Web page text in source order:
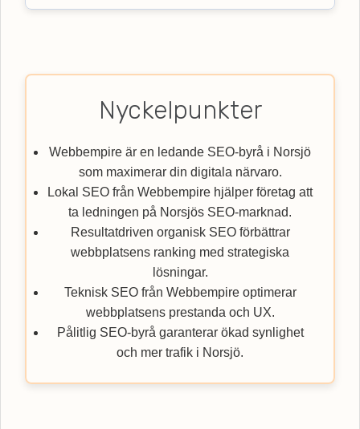
Nyckelpunkter
Webbempire är en ledande SEO-byrå i Norsjö
som maximerar din digitala närvaro.
Lokal SEO från Webbempire hjälper företag att
ta ledningen på Norsjös SEO-marknad.
Resultatdriven organisk SEO förbättrar
webbplatsens ranking med strategiska
lösningar.
Teknisk SEO från Webbempire optimerar
webbplatsens prestanda och UX.
Pålitlig SEO-byrå garanterar ökad synlighet
och mer trafik i Norsjö.